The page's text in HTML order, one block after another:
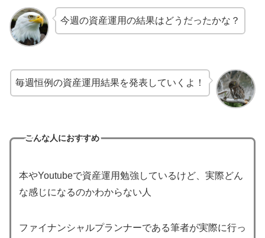
今週の資産運用の結果はどうだったかな？
毎週恒例の資産運用結果を発表していくよ！
こんな人におすすめ
本やYoutubeで資産運用勉強しているけど、実際どん
な感じになるのかわからない人
ファイナンシャルプランナーである筆者が実際に行っ